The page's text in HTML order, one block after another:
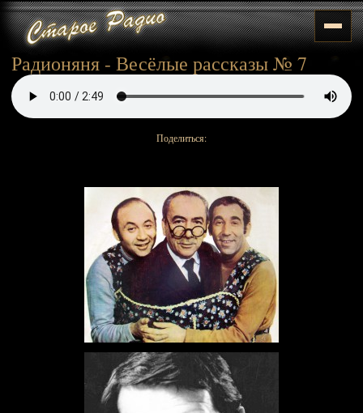
Радионяня - Весёлые рассказы № 7
Поделиться: